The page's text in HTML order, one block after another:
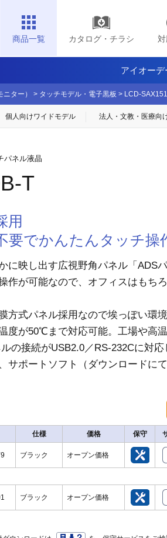
商品一覧 カタログ・チラシ
アイオーデ
ター） > タッチモデル・電子黒板 > LCD-
個人向けワイドモデル 法人・文教・医療向
パネル液晶
T
用
要でかんたんタッチ操
に映し出す広視野角パネル「ADS
作が可能なので、オフィスはもち
方式パネル採用なので埃っぽい環
度が50℃まで対応可能。工場や高
の接続がUSB2.0／RS-232Cに対応
サポートソフト（ダウンロードに
仕様 価格 保守
ブラック オープン価格
ブラック オープン価格